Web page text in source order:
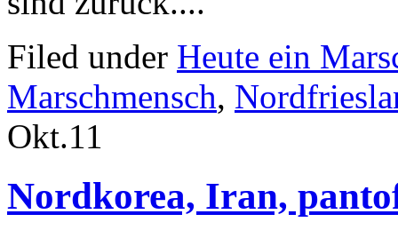
Filed under Heute ein
Marschmensch,
Okt.11
Nordkorea, Iran,